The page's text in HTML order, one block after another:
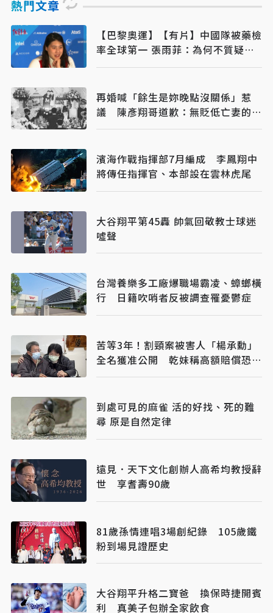
熱門文章
【巴黎奧運】【有片】中國隊被藥檢
率全球第一 張雨菲：為何不質疑美
國「飛魚」
再婚喊「餘生是妳晚點沒關係」惹
議 陳彥翔哥道歉：無貶低亡妻的意
圖
濱海作戰指揮部7月編成 李鳳翔中
將傳任指揮官、本部設在雲林虎尾
大谷翔平第45轟 帥氣回敬教士球迷
噓聲
台灣養樂多工廠爆職場霸凌、蟑螂橫
行 日籍吹哨者反被調查罹憂鬱症
苦等3年！割頸案被害人「楊承勳」
全名獲准公開 乾妹稱高額賠償恐毀
她未來
到處可見的麻雀 活的好找、死的難
尋 原是自然定律
遠見．天下文化創辦人高希均教授辭
世 享耆壽90歲
81歲孫情連唱3場創紀錄 105歲鐵
粉到場見證歷史
大谷翔平升格二寶爸 換保時捷開賓
利 真美子包辦全家飲食